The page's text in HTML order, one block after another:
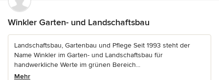
Winkler Garten- und Landschaftsbau
Landschaftsbau, Gartenbau und Pflege Seit 1993 steht der
Name Winkler im Garten- und Landschaftsbau für
handwerkliche Werte im grünen Bereich...
Mehr